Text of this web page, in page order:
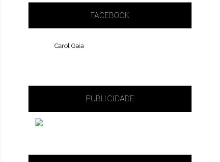
FACEBOOK
Carol Gaia
PUBLICIDADE